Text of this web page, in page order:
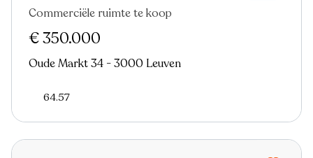
Commerciële ruimte te koop
€ 350.000
Oude Markt 34 - 3000 Leuven
64.57